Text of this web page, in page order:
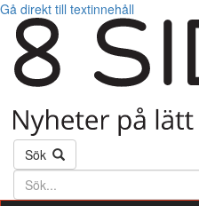
Gå direkt till textinnehåll
Sök
Söktext